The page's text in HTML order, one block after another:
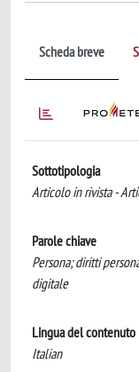
Scheda breve
Sottotipologia
Articolo in rivista -
Parole chiave
Persona; diritti
digitale
Lingua del contenuto
Italian